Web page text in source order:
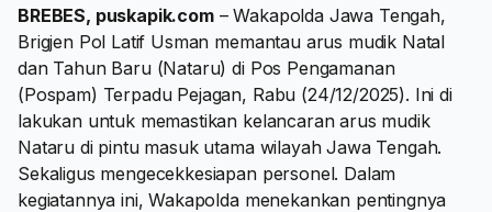
BREBES, puskapik.com– Wakapolda Jawa Tengah,
Brigjen Pol Latif Usman memantau arus mudik Natal
dan Tahun Baru (Nataru) di Pos Pengamanan
(Pospam) Terpadu Pejagan, Rabu (24/12/2025). Ini di
lakukan untuk memastikan kelancaran arus mudik
Nataru di pintu masuk utama wilayah Jawa Tengah.
Sekaligus mengecekkesiapan personel. Dalam
kegiatannya ini, Wakapolda menekankan pentingnya